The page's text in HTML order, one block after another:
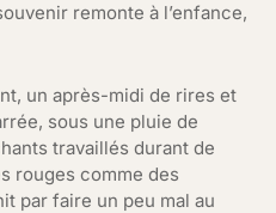
remonte à l’enfance,
un après-midi de rires et
sous une pluie de
travaillés durant de
rouges comme des
par faire un peu mal au